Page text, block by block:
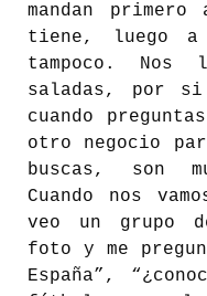
mandan
tiene, luego
tampoco. Nos
saladas, por si
cuando
otro negocio
buscas, son
Cuando nos
veo un grupo
foto y me
España”,